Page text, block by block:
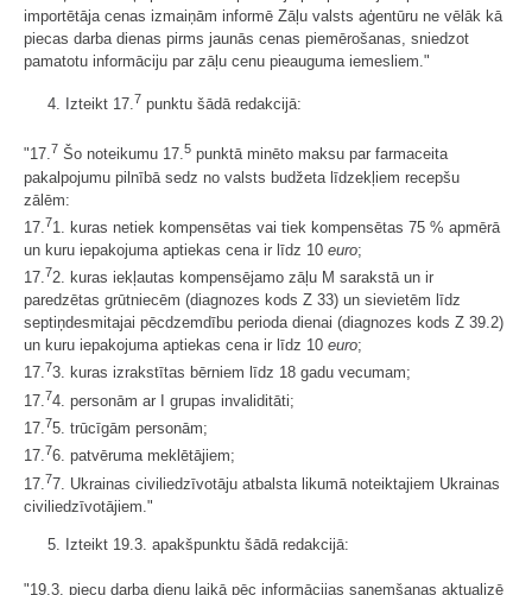
importētāja cenas izmaiņām informē Zāļu valsts aģentūru ne vēlāk kā
piecas darba dienas pirms jaunās cenas piemērošanas, sniedzot
pamatotu informāciju par zāļu cenu pieauguma iemesliem."
4. Izteikt 17.7 punktu šādā redakcijā:
"17.7 Šo noteikumu 17.5 punktā minēto maksu par farmaceita
pakalpojumu pilnībā sedz no valsts budžeta līdzekļiem recepšu
zālēm:
17. 71. kuras netiek kompensētas vai tiek kompensētas 75 % apmērā
un kuru iepakojuma aptiekas cena ir līdz 10 euro;
17.72. kuras iekļautas kompensējamo zāļu M sarakstā un ir
paredzētas grūtniecēm (diagnozes kods Z 33) un sievietēm līdz
septiņdesmitajai pēcdzemdību perioda dienai (diagnozes kods Z 39.2)
un kuru iepakojuma aptiekas cena ir līdz 10 euro;
17.73. kuras izrakstītas bērniem līdz 18 gadu vecumam;
17. 74. personām ar I grupas invaliditāti;
17.75. trūcīgām personām;
17.76. patvēruma meklētājiem;
17. 77. Ukrainas civiliedzīvotāju atbalsta likumā noteiktajiem Ukrainas
civiliedzīvotājiem."
5. Izteikt 19.3. apakšpunktu šādā redakcijā:
"19.3. piecu darba dienu laikā pēc informācijas saņemšanas aktualizē